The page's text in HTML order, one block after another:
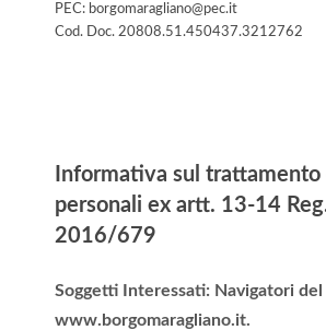
PEC: borgomaragliano@pec.it
Cod. Doc. 20808.51.450437.3212762
Informativa sul trattamento
personali ex artt. 13-14
2016/679
Soggetti Interessati: Navigatori
www.borgomaragliano.it.